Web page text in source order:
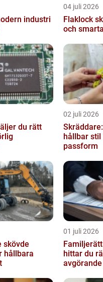
industri
04 juli 2026
Flaklock skydd, funktion
och
02 juli 2026
hållbar
passform
skövde
hållbara
01 juli 2026
Familjerätt
hittar du